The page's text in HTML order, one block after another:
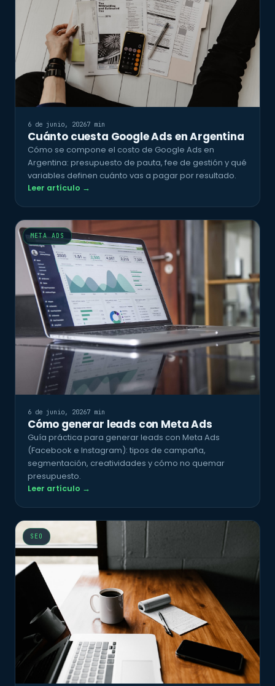
6 de junio, 20267 min
Cuánto cuesta Google Ads en Argentina
Cómo se compone el costo de Google Ads en
Argentina: presupuesto de pauta, fee de gestión y qué
variables definen cuánto vas a pagar por resultado.
Leer artículo →
META ADS
6 de junio, 20267 min
Cómo generar leads con Meta Ads
Guía práctica para generar leads con Meta Ads
(Facebook e Instagram): tipos de campaña,
segmentación, creatividades y cómo no quemar
presupuesto.
Leer artículo →
SEO